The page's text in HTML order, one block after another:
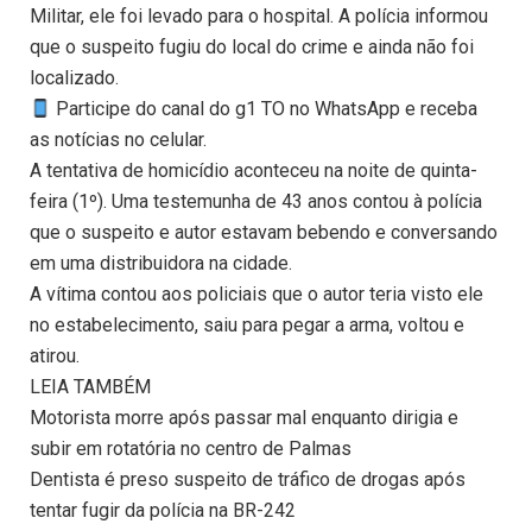
Militar, ele foi levado para o hospital. A polícia informou
que o suspeito fugiu do local do crime e ainda não foi
localizado.
Participe do canal do g1 TO no WhatsApp e receba
as notícias no celular.
A tentativa de homicídio aconteceu na noite de quinta-
feira (1º). Uma testemunha de 43 anos contou à polícia
que o suspeito e autor estavam bebendo e conversando
em uma distribuidora na cidade.
A vítima contou aos policiais que o autor teria visto ele
no estabelecimento, saiu para pegar a arma, voltou e
atirou.
LEIA TAMBÉM
Motorista morre após passar mal enquanto dirigia e
subir em rotatória no centro de Palmas
Dentista é preso suspeito de tráfico de drogas após
tentar fugir da polícia na BR-242